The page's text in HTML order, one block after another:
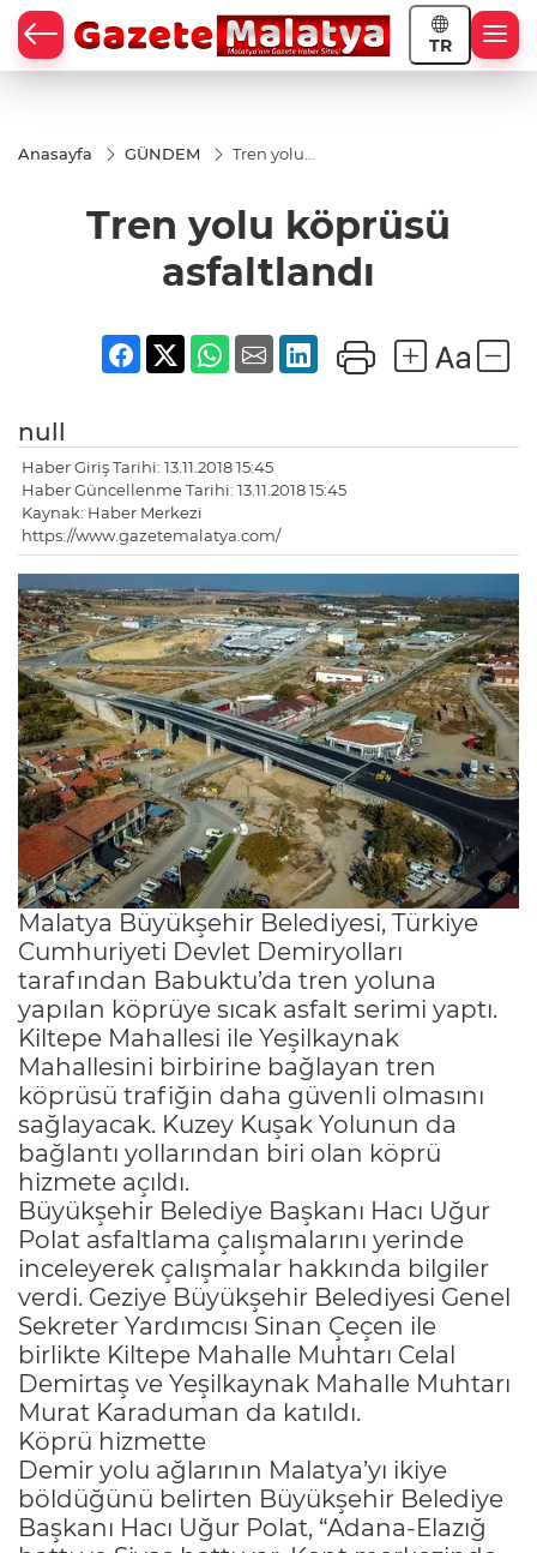
TR
Anasayfa GÜNDEM
Tren yolu
Tren yolu köprüsü
asfaltlandı
null
Haber Giriş Tarihi: 13.11.2018 15:45
Haber Güncellenme Tarihi: 13.11.2018 15:45
Kaynak: Haber Merkezi
https://www.gazetemalatya.com/
Malatya Büyükşehir Belediyesi, Türkiye
Cumhuriyeti Devlet Demiryolları
tarafından Babuktu’da tren yoluna
yapılan köprüye sıcak asfalt serimi yaptı.
Kiltepe Mahallesi ile Yeşilkaynak
Mahallesini birbirine bağlayan tren
köprüsü trafiğin daha güvenli olmasını
sağlayacak. Kuzey Kuşak Yolunun da
bağlantı yollarından biri olan köprü
hizmete açıldı.
Büyükşehir Belediye Başkanı Hacı Uğur
Polat asfaltlama çalışmalarını yerinde
inceleyerek çalışmalar hakkında bilgiler
verdi. Geziye Büyükşehir Belediyesi Genel
Sekreter Yardımcısı Sinan Çeçen ile
birlikte Kiltepe Mahalle Muhtarı Celal
Demirtaş ve Yeşilkaynak Mahalle Muhtarı
Murat Karaduman da katıldı.
Köprü hizmette
Demir yolu ağlarının Malatya’yı ikiye
böldüğünü belirten Büyükşehir Belediye
Başkanı Hacı Uğur Polat, “Adana-Elazığ